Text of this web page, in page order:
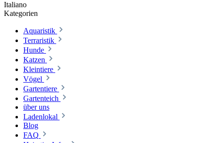
Italiano
Kategorien
Aquaristik
Terraristik
Hunde
Katzen
Kleintiere
Vögel
Gartentiere
Gartenteich
über uns
Ladenlokal
Blog
FAQ